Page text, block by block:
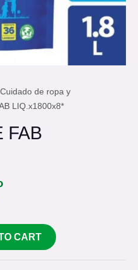
Cuidado de ropa y
LIQ.x1800x8*
FAB
CART